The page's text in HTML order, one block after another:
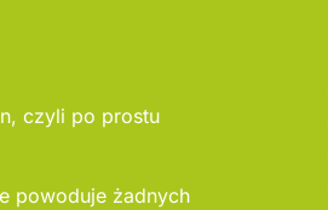
czyli po prostu
powoduje żadnych